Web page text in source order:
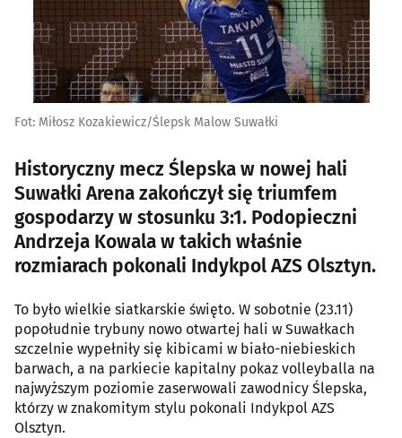
Fot: Miłosz Kozakiewicz/Ślepsk Malow Suwałki
Historyczny mecz Ślepska w nowej hali
Suwałki Arena zakończył się triumfem
gospodarzy w stosunku 3:1. Podopieczni
Andrzeja Kowala w takich właśnie
rozmiarach pokonali Indykpol AZS Olsztyn.
To było wielkie siatkarskie święto. W sobotnie (23.11)
popołudnie trybuny nowo otwartej hali w Suwałkach
szczelnie wypełniły się kibicami w biało-niebieskich
barwach, a na parkiecie kapitalny pokaz volleyballa na
najwyższym poziomie zaserwowali zawodnicy Ślepska,
którzy w znakomitym stylu pokonali Indykpol AZS
Olsztyn.